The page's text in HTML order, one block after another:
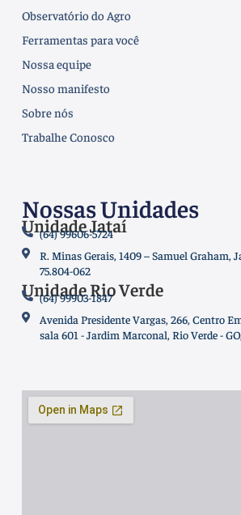
Observatório do Agro
Ferramentas para você
Nossa equipe
Nosso manifesto
Sobre nós
Trabalhe Conosco
Nossas Unidades
Unidade Jataí
(64) 99606-5724
R. Minas Gerais, 1409 – Samuel Graham,
75.804-062
Unidade Rio Verde
(64) 99903-1847
Avenida Presidente Vargas, 266, Centro
sala 601 - Jardim Marconal, Rio Verde - GO,